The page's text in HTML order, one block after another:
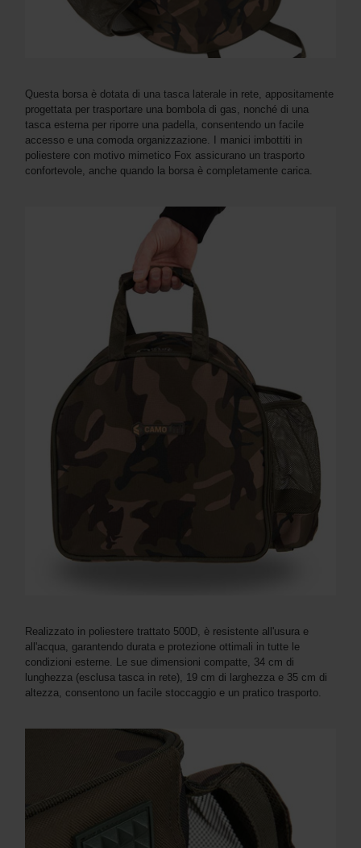
Questa borsa è dotata di una tasca laterale in rete, appositamente
progettata per trasportare una bombola di gas, nonché di una
tasca esterna per riporre una padella, consentendo un facile
accesso e una comoda organizzazione. I manici imbottiti in
poliestere con motivo mimetico Fox assicurano un trasporto
confortevole, anche quando la borsa è completamente carica.
Realizzato in poliestere trattato 500D, è resistente all'usura e
all'acqua, garantendo durata e protezione ottimali in tutte le
condizioni esterne. Le sue dimensioni compatte, 34 cm di
lunghezza (esclusa tasca in rete), 19 cm di larghezza e 35 cm di
altezza, consentono un facile stoccaggio e un pratico trasporto.